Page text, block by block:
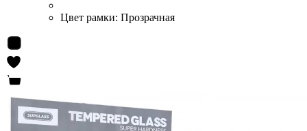
Цвет рамки: Прозрачная